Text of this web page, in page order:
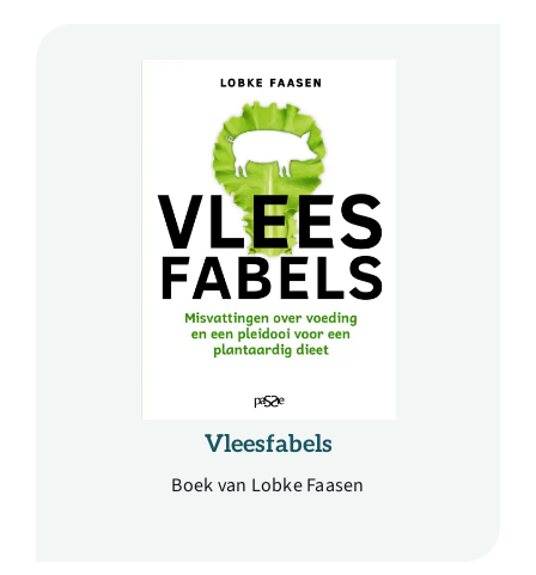
Vleesfabels
Boek van Lobke Faasen